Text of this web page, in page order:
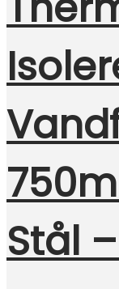
Stål